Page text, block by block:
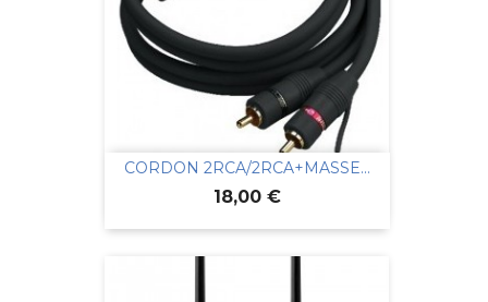
CORDON 2RCA/2RCA+MASSE...
Prix
18,00 €